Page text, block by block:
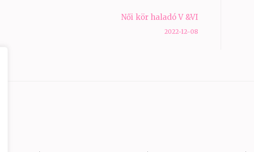
Női kör haladó V &VI
2022-12-08